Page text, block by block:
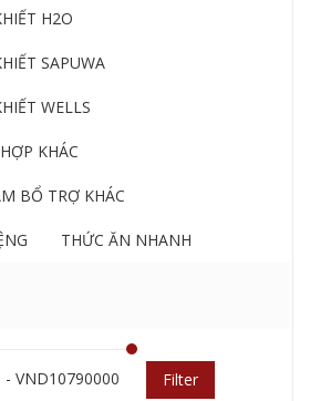
H2O
SAPUWA
WELLS
KHÁC
BỔ TRỢ KHÁC
THỨC ĂN NHANH
- VND10790000 Filter